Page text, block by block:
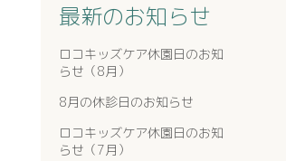
最新のお知らせ
ロコキッズケア休園日のお知
らせ（8月）
8月の休診日のお知らせ
ロコキッズケア休園日のお知
らせ（7月）